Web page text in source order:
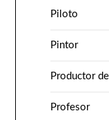
Piloto
Pintor
Productor
Profesor